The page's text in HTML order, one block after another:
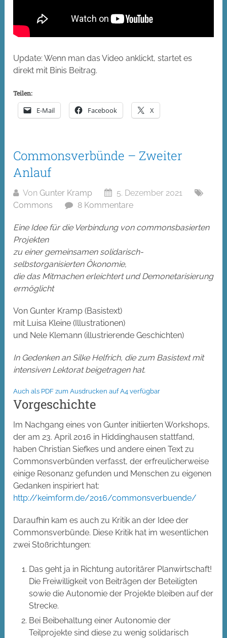
Update: Wenn man das Video anklickt, startet es
direkt mit Binis Beitrag.
Teilen:
E-Mail Facebook X
Commonsverbünde – Zweiter
Anlauf
VonGunter Kramp
5. Dezember 2021
Commons
8 Kommentare
Eine Idee für die Verbindung von commonsbasierten
Projekten
zu einer gemeinsamen solidarisch-
selbstorganisierten Ökonomie,
die das Mitmachen erleichtert und Demonetarisierung
ermöglicht
Von Gunter Kramp (Basistext)
mit Luisa Kleine (Illustrationen)
und Nele Klemann (illustrierende Geschichten)
In Gedenken an Silke Helfrich, die zum Basistext mit
intensiven Lektorat beigetragen hat.
Auch als PDF zum Ausdrucken auf A4 verfügbar
Vorgeschichte
Im Nachgang eines von Gunter initiierten Workshops,
der am 23. April 2016 in Hiddinghausen stattfand,
haben Christian Siefkes und andere einen Text zu
Commonsverbünden verfasst, der erfreulicherweise
einige Resonanz gefunden und Menschen zu eigenen
Gedanken inspiriert hat:
http://keimform.de/2016/commonsverbuende/
Daraufhin kam es auch zu Kritik an der Idee der
Commonsverbünde. Diese Kritik hat im wesentlichen
zwei Stoßrichtungen:
Das geht ja in Richtung autoritärer Planwirtschaft!
Die Freiwilligkeit von Beiträgen der Beteiligten
sowie die Autonomie der Projekte bleiben auf der
Strecke.
Bei Beibehaltung einer Autonomie der
Teilprojekte sind diese zu wenig solidarisch